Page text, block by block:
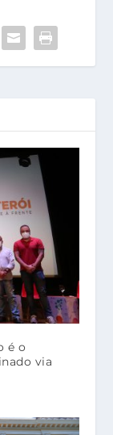
é o
via